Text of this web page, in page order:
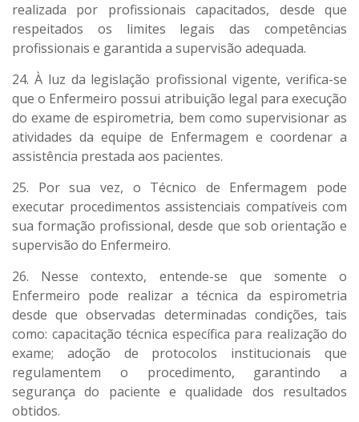
realizada por profissionais capacitados, desde que
respeitados os limites legais das competências
profissionais e garantida a supervisão adequada.
24. À luz da legislação profissional vigente, verifica-se
que o Enfermeiro possui atribuição legal para execução
do exame de espirometria, bem como supervisionar as
atividades da equipe de Enfermagem e coordenar a
assistência prestada aos pacientes.
25. Por sua vez, o Técnico de Enfermagem pode
executar procedimentos assistenciais compatíveis com
sua formação profissional, desde que sob orientação e
supervisão do Enfermeiro.
26. Nesse contexto, entende-se que somente o
Enfermeiro pode realizar a técnica da espirometria
desde que observadas determinadas condições, tais
como: capacitação técnica específica para realização do
exame; adoção de protocolos institucionais que
regulamentem o procedimento, garantindo a
segurança do paciente e qualidade dos resultados
obtidos.